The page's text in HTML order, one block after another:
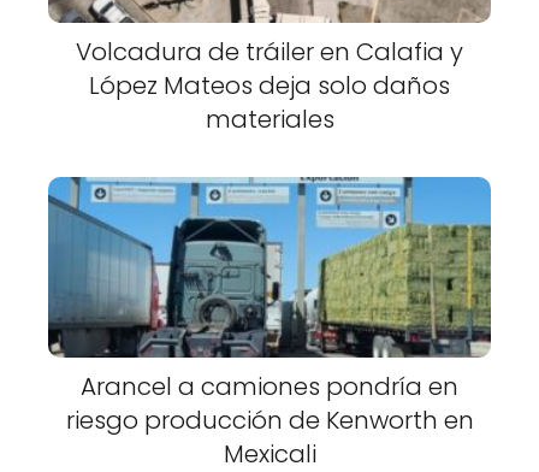
Volcadura de tráiler en Calafia y
López Mateos deja solo daños
materiales
Arancel a camiones pondría en
riesgo producción de Kenworth en
Mexicali